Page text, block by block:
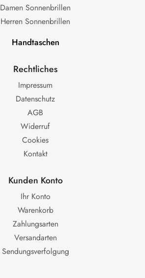
Damen Sonnenbrillen
Herren Sonnenbrillen
Handtaschen
Rechtliches
Impressum
Datenschutz
AGB
Widerruf
Cookies
Kontakt
Kunden Konto
Ihr Konto
Warenkorb
Zahlungsarten
Versandarten
Sendungsverfolgung